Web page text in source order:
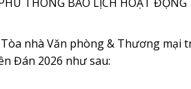
nhà Văn phòng & Thương
Đán 2026 như sau: